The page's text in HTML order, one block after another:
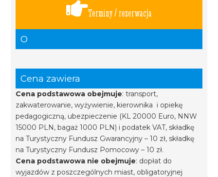
Terminy / rezerwacja
O
Cena zawiera
Cena podstawowa obejmuje: transport,
zakwaterowanie, wyżywienie, kierownika i opiekę
pedagogiczną, ubezpieczenie (KL 20000 Euro, NNW
15000 PLN, bagaż 1000 PLN) i podatek VAT, składkę
na Turystyczny Fundusz Gwarancyjny – 10 zł, składkę
na Turystyczny Fundusz Pomocowy – 10 zł.
Cena podstawowa nie obejmuje: dopłat do
wyjazdów z poszczególnych miast, obligatoryjnej